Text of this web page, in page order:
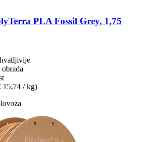
PLA Fossil Grey, 1,75
15,74 / kg)